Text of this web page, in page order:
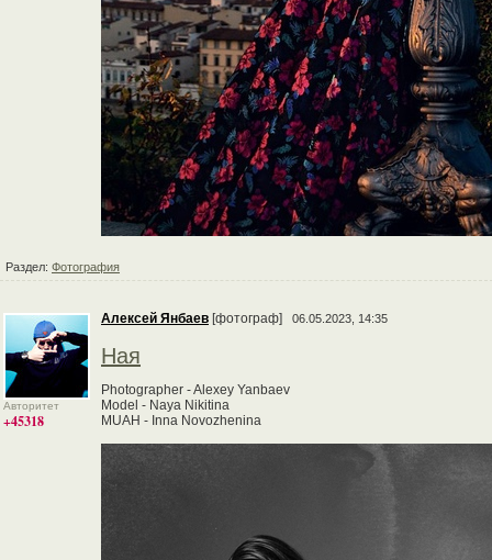
Раздел: Фотография
Авторитет
+45318
Алексей Янбаев [фотограф] 06.05.2023, 14:35
Ная
Photographer - Alexey Yanbaev
Model - Naya Nikitina
MUAH - Inna Novozhenina